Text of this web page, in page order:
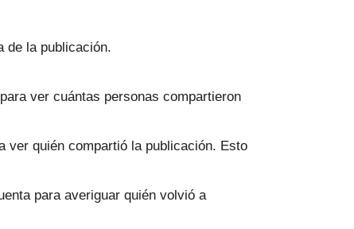
de la publicación.
ver cuántas personas compartieron
ver quién compartió la publicación. Esto
para averiguar quién volvió a